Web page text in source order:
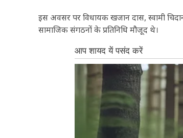
इस अवसर पर विधायक खजान दास, स्वामी
सामाजिक संगठनों के प्रतिनिधि मौजूद थे।